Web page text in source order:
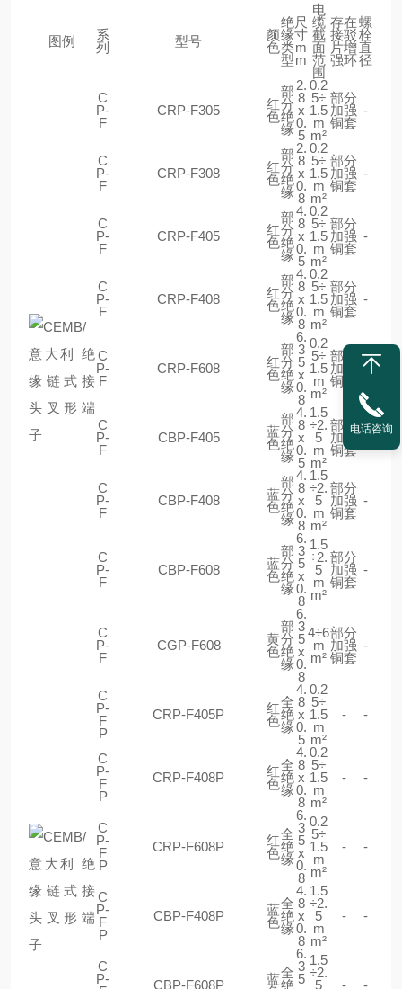
图例
系
列
型号
颜
色
绝
缘
类
型
尺
寸
m
m
电
缆
截
面
范
围
存在
接驳
片增
强环
螺
栓
直
径
C
P-
F
CRP-F305
红
色
部
分
绝
缘
2.
8
x
0.
5
0.2
5÷
1.5
m
m²
部分
加强
铜套
-
C
P-
F
CRP-F308
红
色
部
分
绝
缘
2.
8
x
0.
8
0.2
5÷
1.5
m
m²
部分
加强
铜套
-
C
P-
F
CRP-F405
红
色
部
分
绝
缘
4.
8
x
0.
5
0.2
5÷
1.5
m
m²
部分
加强
铜套
-
C
P-
F
CRP-F408
红
色
部
分
绝
缘
4.
8
x
0.
8
0.2
5÷
1.5
m
m²
部分
加强
铜套
-
C
P-
F
CRP-F608
红
色
部
分
绝
缘
6.
3
5
x
0.
8
0.2
5÷
1.5
m
m²
部分
加强
铜套
-
C
P-
F
CBP-F405
蓝
色
部
分
绝
缘
4.
8
x
0.
5
1.5
÷2.
5
m
m²
部分
加强
铜套
-
C
P-
F
CBP-F408
蓝
色
部
分
绝
缘
4.
8
x
0.
8
1.5
÷2.
5
m
m²
部分
加强
铜套
-
C
P-
F
CBP-F608
蓝
色
部
分
绝
缘
6.
3
5
x
0.
8
1.5
÷2.
5
m
m²
部分
加强
铜套
-
C
P-
F
CGP-F608
黄
色
部
分
绝
缘
6.
3
5
x
0.
8
4÷6
m
m²
部分
加强
铜套
-
C
P-
F
P
CRP-F405P
红
色
全
绝
缘
4.
8
x
0.
5
0.2
5÷
1.5
m
m²
- -
C
P-
F
P
CRP-F408P
红
色
全
绝
缘
4.
8
x
0.
8
0.2
5÷
1.5
m
m²
- -
C
P-
F
P
CRP-F608P
红
色
全
绝
缘
6.
3
5
x
0.
8
0.2
5÷
1.5
m
m²
- -
C
P-
F
P
CBP-F408P
蓝
色
全
绝
缘
4.
8
x
0.
8
1.5
÷2.
5
m
m²
- -
C
P-
CBP-F608P
蓝全
绝
6.
3
5
1.5
÷2.
5
- -
电话咨询